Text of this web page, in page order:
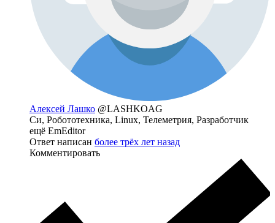
Алексей Лашко @LASHKOAG
Си, Робототехника, Linux, Телеметрия, Разработчик
ещё EmEditor
Ответ написан более трёх лет назад
Комментировать